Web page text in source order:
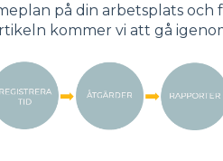
på din arbetsplats
kommer vi att gå